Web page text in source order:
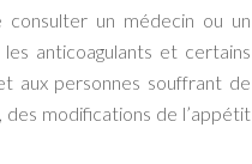
un médecin ou un
anticoagulants et certains
aux personnes souffrant de
modifications de l’appétit